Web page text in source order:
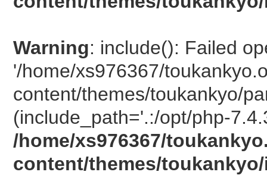
Warning: include(): Failed
'/home/xs976367/
content/themes/toukankyo/
(include_path='.:/opt/php-
/home/xs976367/
content/themes/